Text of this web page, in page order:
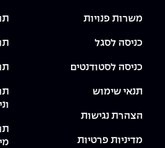
משרות פנויות
כניסה לסגל
כניסה לסטודנטים
תנאי שימוש
הצהרת נגישות
מדיניות פרטיות